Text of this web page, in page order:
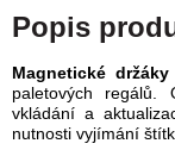
Popis
Magnetické
paletových regálů.
vkládání a
nutnosti vyjímání